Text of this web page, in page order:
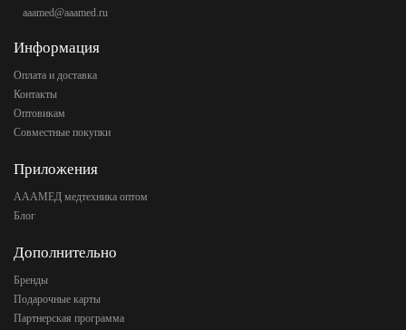
aaamed@aaamed.ru
Информация
Оплата и доставка
Контакты
Оптовикам
Совместные покупки
Приложения
АААМЕД медтехника оптом
Блог
Дополнительно
Бренды
Подарочные карты
Партнерская программа